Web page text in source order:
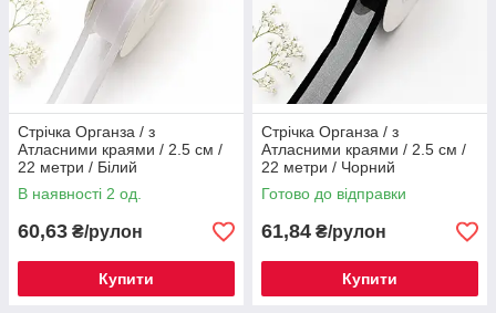
Стрічка Органза / з
Атласними краями / 2.5 см /
22 метри / Білий
В наявності 2 од.
60,63 ₴/рулон
Купити
Стрічка Органза / з
Атласними краями / 2.5 см /
22 метри / Чорний
Готово до відправки
61,84 ₴/рулон
Купити